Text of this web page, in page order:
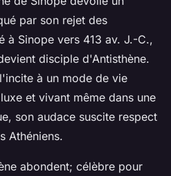
par son rejet des
à Sinope vers 413 av. J.-C.,
disciple d'Antisthène.
à un mode de vie
et vivant même dans une
son audace suscite respect
Athéniens.
abondent; célèbre pour